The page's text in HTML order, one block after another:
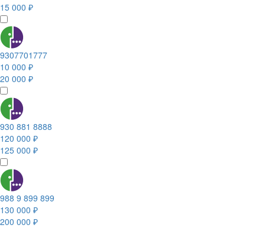
15 000 ₽
9307701777
10 000 ₽
20 000 ₽
930 881 8888
120 000 ₽
125 000 ₽
988 9 899 899
130 000 ₽
200 000 ₽